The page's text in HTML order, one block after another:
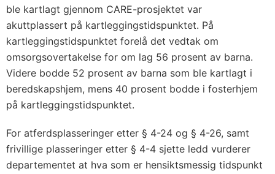
ble kartlagt gjennom CARE-prosjektet var
akuttplassert på kartleggingstidspunktet. På
kartleggingstidspunktet forelå det vedtak om
omsorgsovertakelse for om lag 56 prosent av barna.
Videre bodde 52 prosent av barna som ble kartlagt i
beredskapshjem, mens 40 prosent bodde i fosterhjem
på kartleggingstidspunktet.
For atferdsplasseringer etter § 4-24 og § 4-26, samt
frivillige plasseringer etter § 4-4 sjette ledd vurderer
departementet at hva som er hensiktsmessig tidspunkt